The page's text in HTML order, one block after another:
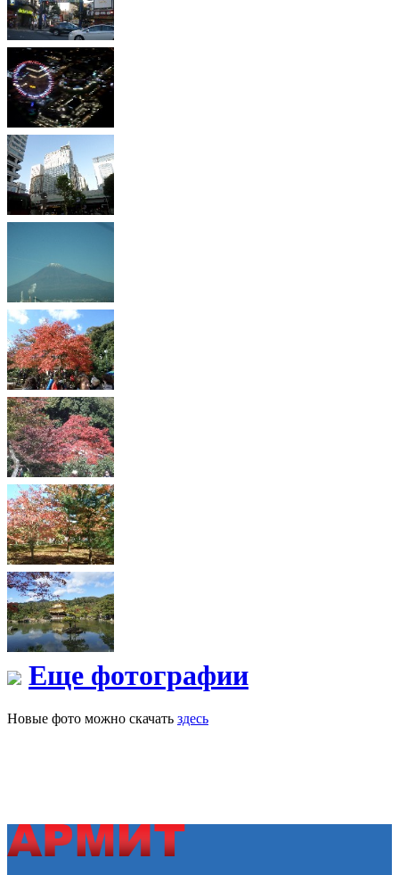
Еще фотографии
Новые фото можно скачать здесь